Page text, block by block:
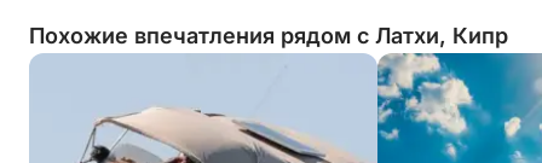
Похожие впечатления рядом с Латхи, Кипр